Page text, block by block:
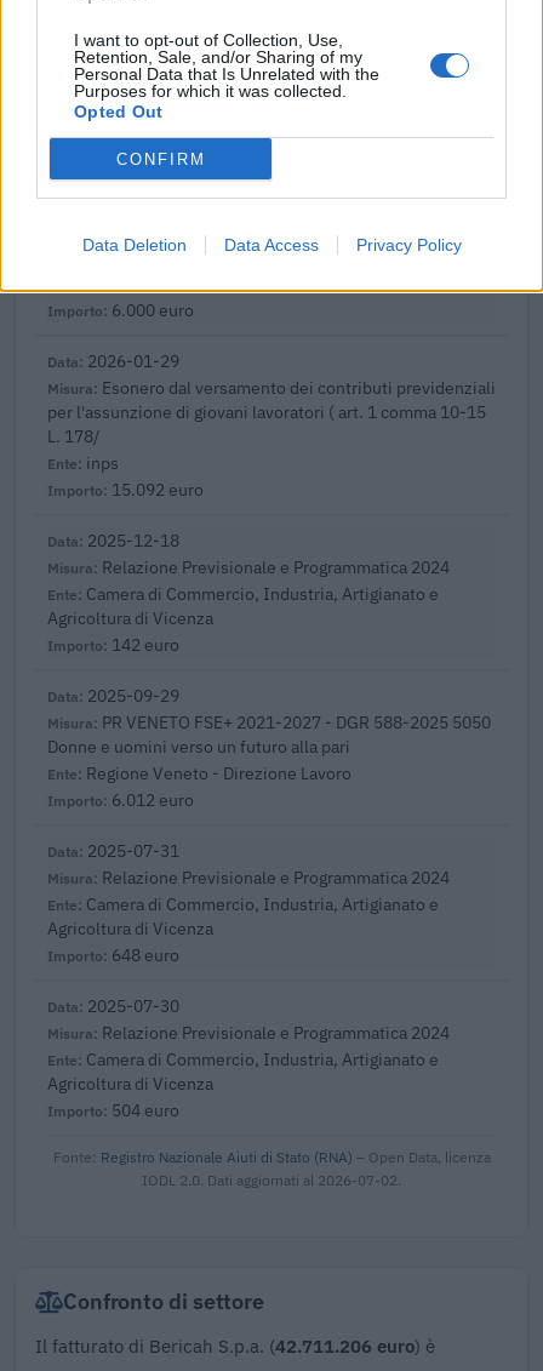
I want to opt-out of Collection, Use,
Retention, Sale, and/or Sharing of my
Personal Data that Is Unrelated with the
Purposes for which it was collected.
Opted Out
CONFIRM
Data Deletion Data Access Privacy Policy
Relazione Previsionale e Programmatica 2024
Camera di Commercio, Industria, Artigianato e
Agricoltura di Vicenza
2026-02-03
per nuove assunzioni/trasformazioni a tempo
indeterminato nel bienni
6.000 euro
2026-01-29
Esonero dal versamento dei contributi previdenziali
per l'assunzione di giovani lavoratori ( art. 1 comma 10-15
L. 178/
inps
15.092 euro
2025-12-18
Relazione Previsionale e Programmatica 2024
Camera di Commercio, Industria, Artigianato e
Agricoltura di Vicenza
142 euro
2025-09-29
PR VENETO FSE+ 2021-2027 - DGR 588-2025 5050
Donne e uomini verso un futuro alla pari
Regione Veneto - Direzione Lavoro
6.012 euro
2025-07-31
Relazione Previsionale e Programmatica 2024
Camera di Commercio, Industria, Artigianato e
Agricoltura di Vicenza
648 euro
2025-07-30
Relazione Previsionale e Programmatica 2024
Camera di Commercio, Industria, Artigianato e
Agricoltura di Vicenza
504 euro
Fonte: Registro Nazionale Aiuti di Stato (RNA) – Open Data, licenza
IODL 2.0. Dati aggiornati al 2026-07-02.
Confronto di settore
Il fatturato di Bericah S.p.a. (42.711.206 euro) è